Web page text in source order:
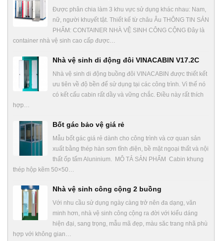
Được phân chia làm 3 khu vực sử dụng khác nhau: Nam,
nữ, người khuyết tật. Thiết kế từ châu Âu THÔNG TIN SẢN
PHẨM: CONTAINER NHÀ VỆ SINH CÔNG CỘNG Đây là
container nhà vệ sinh cao cấp được…
Nhà vệ sinh di động đôi VINACABIN V17.2C
Nhà vệ sinh di động buồng đôi VINACABIN được thiết kết
ưu tiên về độ bền để sử dụng tại các công trình. Vì thế nó
có kết cấu cabin rất dầy và vững chắc. Điều này rất thích
hợp…
Bốt gác bảo vệ giá rẻ
Mẫu bốt gác giá rẻ dành cho công trình và cơ quan sản
xuất bằng thép hàn sơn tĩnh điện, bề mặt ngoại thất và nội
thất ốp tấm Aluninium. MÔ TẢ SẢN PHẨM Cabin khung
thép hộp kẽm 50×50…
Nhà vệ sinh công cộng 2 buồng
Với nhu cầu sử dụng ngày càng trở nên đa dạng, văn
minh hơn, nhà vệ sinh công cộng ra đời với kiểu dáng
hiện đại, sang trọng, mẫu mã đẹp, màu săc trang nhã phù
hợp với không gian…